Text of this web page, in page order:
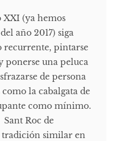
XXI (ya hemos
año 2017) siga
recurrente, pintarse
ponerse una peluca
de persona
la cabalgata de
como mínimo.
Sant Roc de
tradición similar en